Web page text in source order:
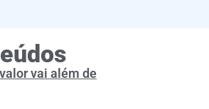
vai além de